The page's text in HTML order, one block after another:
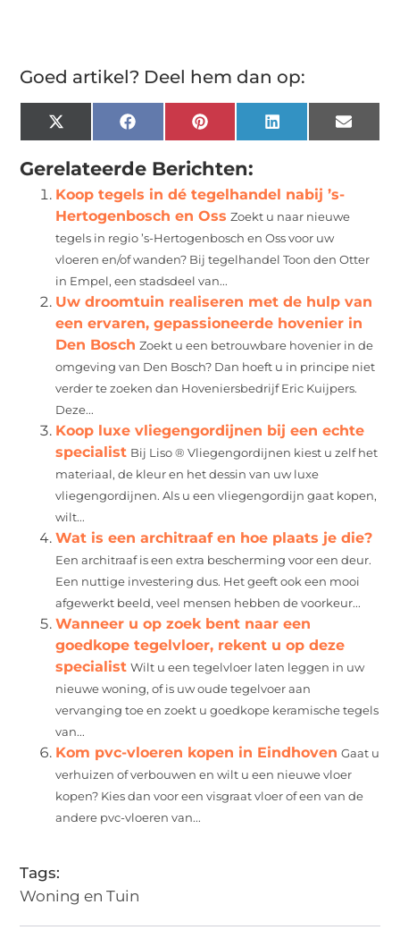
Goed artikel? Deel hem dan op:
X
(Twitter)
FacebookPinterest LinkedIn Email
Gerelateerde Berichten:
Koop tegels in dé tegelhandel nabij ’s-
Hertogenbosch en Oss Zoekt u naar nieuwe
tegels in regio ’s-Hertogenbosch en Oss voor uw
vloeren en/of wanden? Bij tegelhandel Toon den Otter
in Empel, een stadsdeel van...
Uw droomtuin realiseren met de hulp van
een ervaren, gepassioneerde hovenier in
Den Bosch Zoekt u een betrouwbare hovenier in de
omgeving van Den Bosch? Dan hoeft u in principe niet
verder te zoeken dan Hoveniersbedrijf Eric Kuijpers.
Deze...
Koop luxe vliegengordijnen bij een echte
specialist Bij Liso ® Vliegengordijnen kiest u zelf het
materiaal, de kleur en het dessin van uw luxe
vliegengordijnen. Als u een vliegengordijn gaat kopen,
wilt...
Wat is een architraaf en hoe plaats je die?
Een architraaf is een extra bescherming voor een deur.
Een nuttige investering dus. Het geeft ook een mooi
afgewerkt beeld, veel mensen hebben de voorkeur...
Wanneer u op zoek bent naar een
goedkope tegelvloer, rekent u op deze
specialist Wilt u een tegelvloer laten leggen in uw
nieuwe woning, of is uw oude tegelvoer aan
vervanging toe en zoekt u goedkope keramische tegels
van...
Kom pvc-vloeren kopen in Eindhoven Gaat u
verhuizen of verbouwen en wilt u een nieuwe vloer
kopen? Kies dan voor een visgraat vloer of een van de
andere pvc-vloeren van...
Tags:
Woning en Tuin